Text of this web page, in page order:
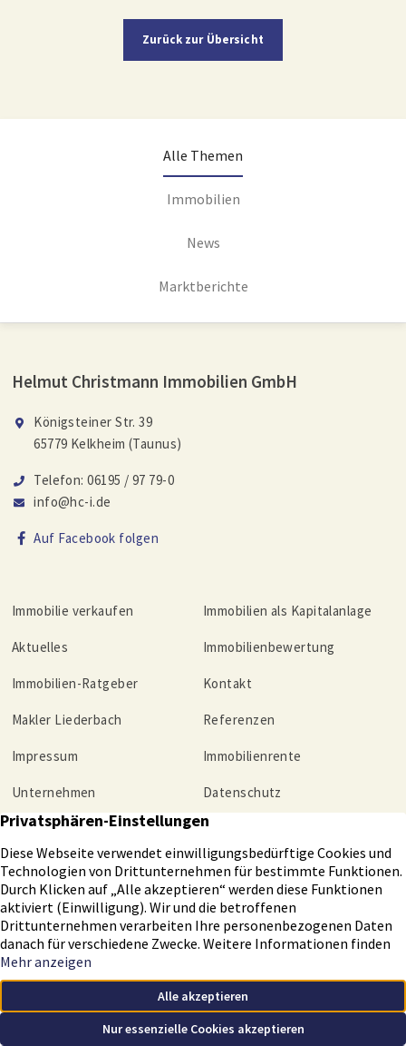
Zurück zur Übersicht
Alle Themen
Immobilien
News
Marktberichte
Helmut Christmann Immobilien GmbH
Königsteiner Str. 39
65779 Kelkheim (Taunus)
Telefon: 06195 / 97 79-0
info@hc-i.de
Auf Facebook folgen
Immobilie verkaufen Immobilien als Kapitalanlage
Aktuelles Immobilienbewertung
Immobilien-Ratgeber Kontakt
Makler Liederbach Referenzen
Impressum Immobilienrente
Unternehmen Datenschutz
Tippgeber
Helmut Christmann Immobilien GmbH – Ihr